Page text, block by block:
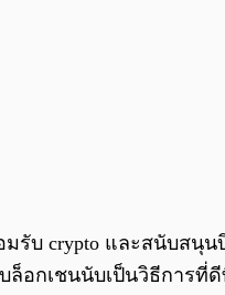
มรับ crypto และสนับสนุ
ล็อกเชนนับเป็นวิธีการ